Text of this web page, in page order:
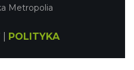
Metropolia
POLITYKA